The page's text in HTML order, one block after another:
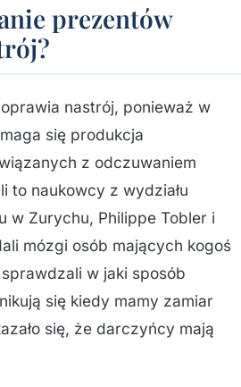
prezentów
nastrój, ponieważ w
się produkcja
z odczuwaniem
to naukowcy z wydziału
w Zurychu, Philippe Tobler i
mózgi osób mających kogoś
w jaki sposób
się kiedy mamy zamiar
się, że darczyńcy mają